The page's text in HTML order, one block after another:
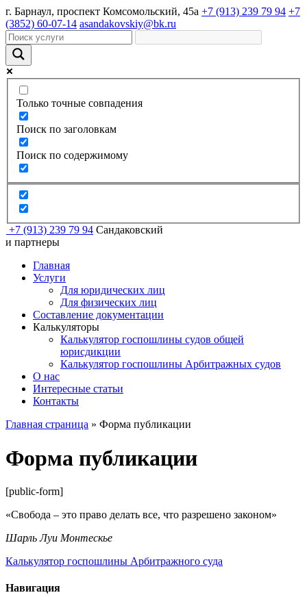
г. Барнаул, проспект Комсомольский, 45а +7 (913) 239 79 94 +7
(3852) 60-07-14 asandakovskiy@bk.ru
Только точные совпадения
Поиск по заголовкам
Поиск по содержимому
+7 (913) 239 79 94 Сандаковский
и партнеры
Главная
Услуги
Для юридических лиц
Для физических лиц
Составление документации
Калькуляторы
Калькулятор госпошлины судов общей
юрисдикции
Калькулятор госпошлины Арбитражных судов
О нас
Интересные статьи
Контакты
Главная страница » Форма публикации
Форма публикации
[public-form]
«Свобода – это право делать все, что разрешено законом»
Шарль Луи Монтескье
Калькулятор госпошлины Арбитражного суда
Навигация